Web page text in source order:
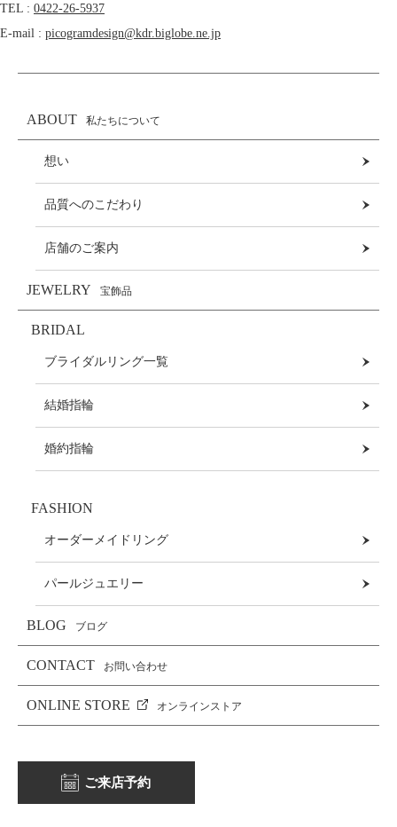
TEL : 0422-26-5937
E-mail : picogramdesign@kdr.biglobe.ne.jp
ABOUT 私たちについて
想い
品質へのこだわり
店舗のご案内
JEWELRY 宝飾品
BRIDAL
ブライダルリング一覧
結婚指輪
婚約指輪
FASHION
オーダーメイドリング
パールジュエリー
BLOG ブログ
CONTACT お問い合わせ
ONLINE STORE オンラインストア
ご来店予約